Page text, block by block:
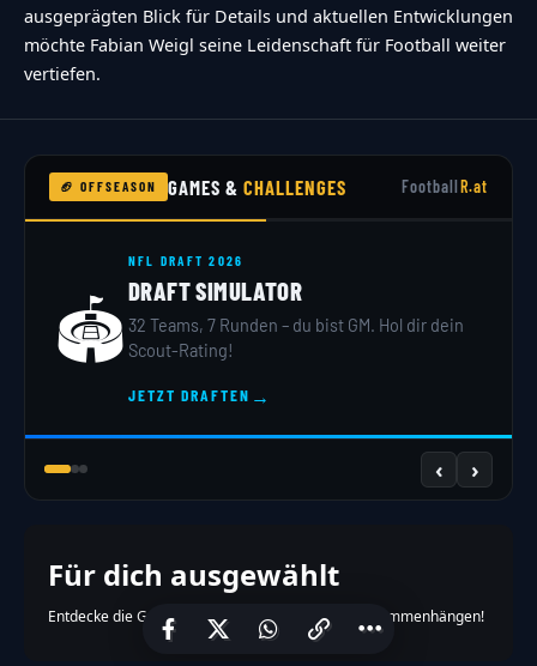
ausgeprägten Blick für Details und aktuellen Entwicklungen
möchte Fabian Weigl seine Leidenschaft für Football weiter
vertiefen.
🏈 OFFSEASON GAMES &CHALLENGES FootballR.at
🏟️
NFL DRAFT 2026
DRAFT SIMULATOR
32 Teams, 7 Runden – du bist GM. Hol dir dein
Scout-Rating!
JETZT DRAFTEN →
‹ ›
Für dich ausgewählt
Entdecke die Geschichten, die mit dem Artikel zusammenhängen!